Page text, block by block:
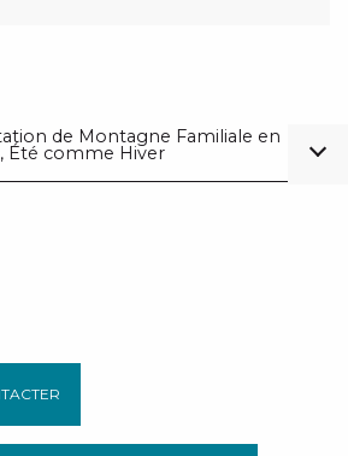
de Montagne Familiale en
Été comme Hiver